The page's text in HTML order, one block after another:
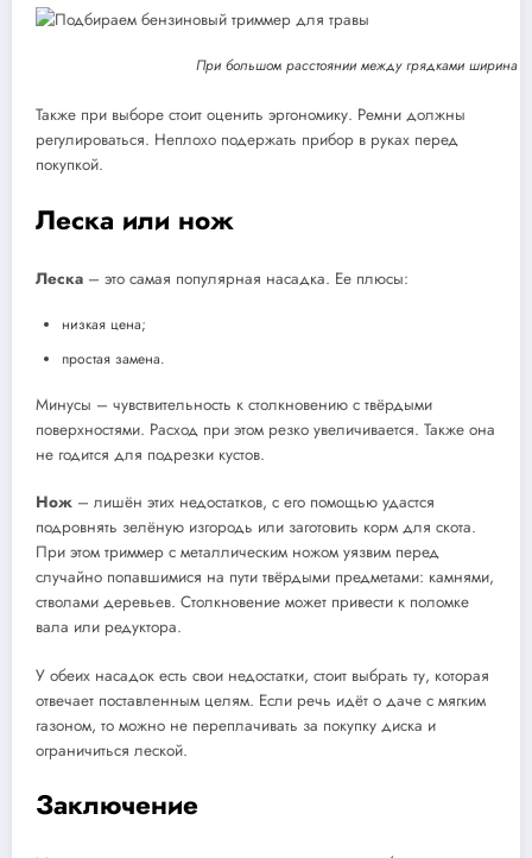
При большом расстоянии между грядками ширина
Также при выборе стоит оценить эргономику. Ремни должны
регулироваться. Неплохо подержать прибор в руках перед
покупкой.
Леска или нож
Леска – это самая популярная насадка. Ее плюсы:
низкая цена;
простая замена.
Минусы – чувствительность к столкновению с твёрдыми
поверхностями. Расход при этом резко увеличивается. Также она
не годится для подрезки кустов.
Нож – лишён этих недостатков, с его помощью удастся
подровнять зелёную изгородь или заготовить корм для скота.
При этом триммер с металлическим ножом уязвим перед
случайно попавшимися на пути твёрдыми предметами: камнями,
стволами деревьев. Столкновение может привести к поломке
вала или редуктора.
У обеих насадок есть свои недостатки, стоит выбрать ту, которая
отвечает поставленным целям. Если речь идёт о даче с мягким
газоном, то можно не переплачивать за покупку диска и
ограничиться леской.
Заключение